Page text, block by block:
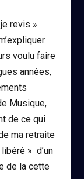
revis ».
voulu faire
années,
Musique,
de ce qui
ma retraite
» d’un
de la cette